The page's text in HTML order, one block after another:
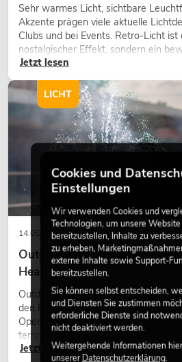
Sehr warmes Licht, sichtbare
Akzente prägen viele aktuelle
Clubs und bei Events. Retro-Licht ist
nostalgischer Effekt, sondern ein
Gestaltungsmittel: Es schafft
wirken lassen.
Jetzt lesen
14.05.2026
Outdoor Moving-Heads:
Heads bei Events
Outdoor Moving-Heads sind
den Einsatz im Freien. Sie werden
Open-Air-Konzerten,
temporären Außeninstallationen
Jetzt lesen
LICHT
Cookies und
Einstellungen
Wir verwenden Cookies und
Technologien, um unsere
bereitzustellen, Inhalte zu
zu erheben,
externe Inhalte sowie Support-
bereitzustellen.
Sie können selbst entscheiden,
und Diensten Sie zustimmen
erforderliche Dienste sind
nicht deaktiviert werden.
Weitergehende Informationen
unsererDatenschutzerklärung.